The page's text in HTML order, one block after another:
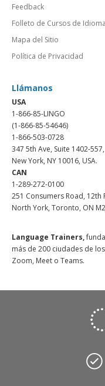
Feedback
Folleto de Cursos de
Mapa del Sitio
Política de Privacidad
Llámanos
USA
1-866-85-LINGO
(1-866-85-54646)
1-866-503-0728
347 5th Ave, Suite 1402-557,
New York, NY 10016, USA.
CAN
1-289-272-0100
251 Consumers Road, 12th
North York, Toronto, ON
Language Trainers,
más de 200 ciudades de
Zoom, Meet o Teams.